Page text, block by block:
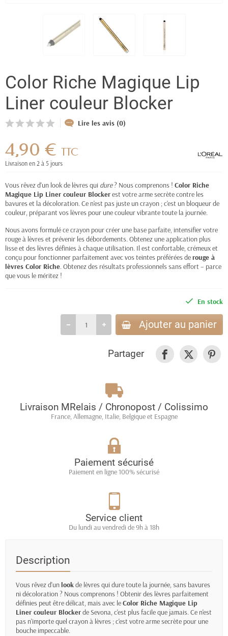
Color Riche Magique Lip
Liner couleur Blocker
Lire les avis (0)
4,90 € TTC
Livraison en 2 à 5 jours
Vous rêvez d'un look de lèvres qui dure? Nous comprenons ! Color Riche
Magique Lip Liner couleur Blockerest votre arme secrète contre les
bavures et la décoloration. Ce n'est pas juste un crayon ; c'est un bloqueur de
couleur, préparant vos lèvres pour une couleur vibrante toute la journée.
Nous avons formulé ce crayon pour créer une base parfaite, intensifier votre
rouge à lèvres et prévenir les débordements. Obtenez une application plus
lisse et des lèvres définies à chaque utilisation. Il est confortable, crémeux et
conçu pour fonctionner parfaitement avec vos teintes préférées derouge à
lèvres Color Riche. Obtenez des résultats professionnels sans effort – parce
que vous le méritez !
En stock
Ajouter au panier
Partager
Livraison MRelais / Chronopost / Colissimo
France, Allemagne, Italie, Belgique et Espagne
Paiement sécurisé
Paiement en ligne 100% sécurisé
Service client
Du lundi au vendredi de 9h à 18h
Description
Vous rêvez d'unlookde lèvres qui dure toute la journée, sans bavures
ni décoloration ? Nous comprenons ! Obtenir des lèvres parfaitement
définies peut être délicat, mais avec leColor Riche Magique Lip
Liner couleur Blockerde Sevona, c'est plus facile que jamais. Ce n'est
pas n'importe quel crayon à lèvres ; c'est votre arme secrète pour une
bouche impeccable.